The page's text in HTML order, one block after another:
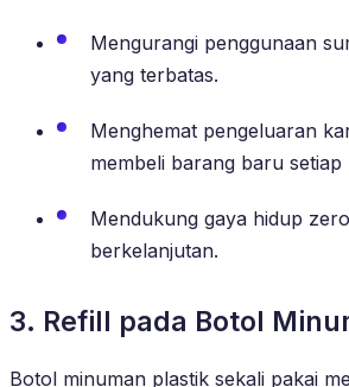
Mengurangi penggunaan
yang terbatas.
Menghemat pengeluaran
membeli barang baru setiap
Mendukung gaya hidup
berkelanjutan.
3. Refill pada Botol
Botol minuman plastik sekali pakai